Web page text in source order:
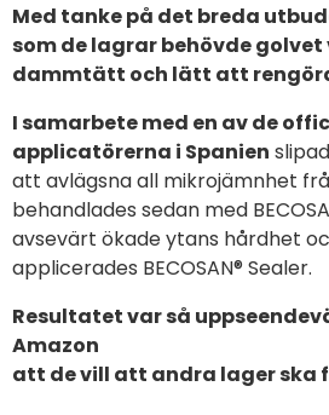
Med tanke på det breda
som de lagrar behövde
dammtätt och lätt att
I samarbete med en av de
applicatörerna i Spanien
att avlägsna all mikrojämnhet
behandlades sedan med
avsevärt ökade ytans hårdhet
applicerades BECOSAN® Sealer.
Resultatet var så
Amazon
att de vill att andra lager ska